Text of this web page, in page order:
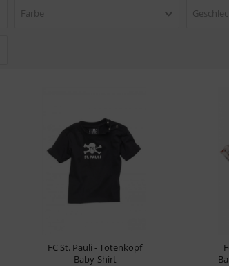
Farbe
FC St. Pauli - Totenkopf
Baby-Shirt